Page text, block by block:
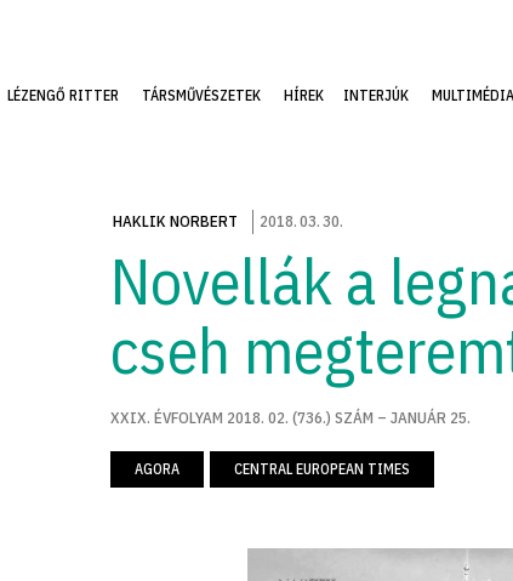
LÉZENGŐ RITTER TÁRSMŰVÉSZETEK HÍREK INTERJÚK MULTIMÉDIA
HAKLIK NORBERT 2018.03.30.
Novellák a
cseh
XXIX. ÉVFOLYAM 2018. 02. (736.) SZÁM – JANUÁR 25.
AGORA CENTRAL EUROPEAN TIMES